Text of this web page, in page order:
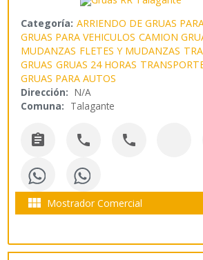
Categoría: ARRIENDO DE GRUAS
GRUAS PARA VEHICULOS CAMION
MUDANZAS FLETES Y MUDANZAS
GRUAS GRUAS 24 HORAS
GRUAS PARA AUTOS
Dirección: N/A
Comuna: Talagante
  
 Mostrador Comercial